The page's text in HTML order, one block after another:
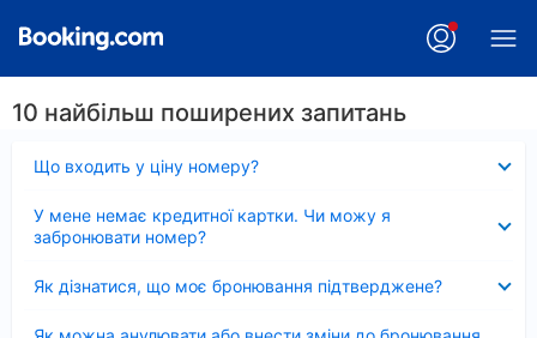
10 найбільш поширених запитань
Що входить у ціну номеру?
У мене немає кредитної картки. Чи можу я
забронювати номер?
Як дізнатися, що моє бронювання підтверджене?